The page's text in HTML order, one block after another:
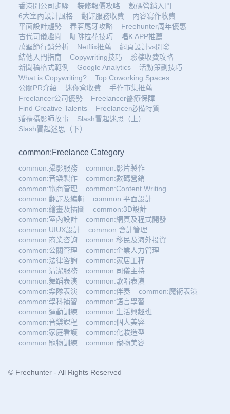
香港開公司步驟
裝修報價攻略
數碼營銷入門
6大室內設計風格
翻譯服務收費
內容寫作收費
平面設計趨勢
春茗尾牙攻略
Freehunter周年優惠
古代司儀趣聞
咖啡拉花技巧
唱K APP推薦
萬聖節行銷分析
Netflix推薦
網頁設計vs開發
結他入門指南
Copywriting技巧
驗樓收費攻略
新聞稿格式範例
Google Analytics
活動策劃技巧
What is Copywriting?
Top Coworking Spaces
公關PR介紹
迷你倉收費
手作市集推薦
Freelancer公司優勢
Freelancer醫療保障
Find Creative Talents
Freelancer必備特質
婚禮攝影師故事
Slash冒起迷思（上）
Slash冒起迷思（下）
common:Freelance Category
common:攝影服務
common:影片製作
common:音樂製作
common:數碼營銷
common:電商管理
common:Content Writing
common:翻譯及編輯
common:平面設計
common:繪畫及插圖
common:3D設計
common:室內設計
common:網頁及程式開發
common:UIUX設計
common:會計管理
common:商業咨詢
common:移民及海外投資
common:公關管理
common:企業人力管理
common:法律咨詢
common:家居工程
common:清潔服務
common:司儀主持
common:舞蹈表演
common:歌唱表演
common:樂隊表演
common:伴奏
common:魔術表演
common:學科補習
common:語言學習
common:運動訓練
common:生活興趣班
common:音樂課程
common:個人美容
common:家庭看護
common:化妝造型
common:寵物訓練
common:寵物美容
© Freehunter - All Rights Reserved